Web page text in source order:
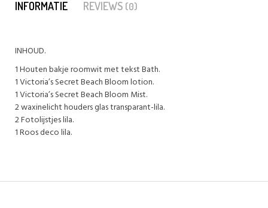
INFORMATIE REVIEWS (0)
INHOUD.
1 Houten bakje roomwit met tekst Bath.
1 Victoria’s Secret Beach Bloom lotion.
1 Victoria’s Secret Beach Bloom Mist.
2 waxinelicht houders glas transparant-lila.
2 Fotolijstjes lila.
1 Roos deco lila.